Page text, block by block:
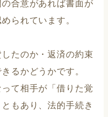
合意があれば書面が
られています。
たのか・返済の約束
るかどうかです。
て相手が「借りた覚
もあり、法的手続き